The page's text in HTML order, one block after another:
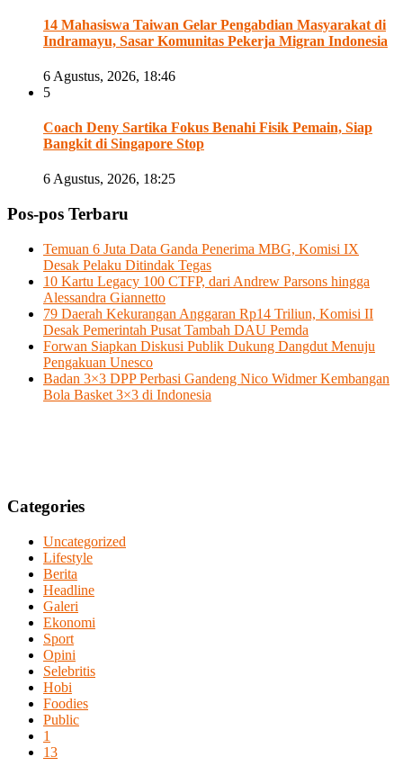
14 Mahasiswa Taiwan Gelar Pengabdian Masyarakat di
Indramayu, Sasar Komunitas Pekerja Migran Indonesia
6 Agustus, 2026, 18:46
5
Coach Deny Sartika Fokus Benahi Fisik Pemain, Siap
Bangkit di Singapore Stop
6 Agustus, 2026, 18:25
Pos-pos Terbaru
Temuan 6 Juta Data Ganda Penerima MBG, Komisi IX
Desak Pelaku Ditindak Tegas
10 Kartu Legacy 100 CTFP, dari Andrew Parsons hingga
Alessandra Giannetto
79 Daerah Kekurangan Anggaran Rp14 Triliun, Komisi II
Desak Pemerintah Pusat Tambah DAU Pemda
Forwan Siapkan Diskusi Publik Dukung Dangdut Menuju
Pengakuan Unesco
Badan 3×3 DPP Perbasi Gandeng Nico Widmer Kembangan
Bola Basket 3×3 di Indonesia
Categories
Uncategorized
Lifestyle
Berita
Headline
Galeri
Ekonomi
Sport
Opini
Selebritis
Hobi
Foodies
Public
1
13